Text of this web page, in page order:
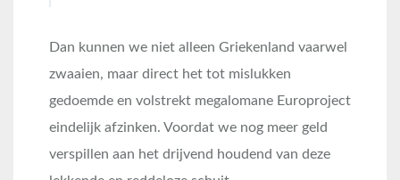
Dan kunnen we niet alleen Griekenland vaarwel
zwaaien, maar direct het tot mislukken
gedoemde en volstrekt megalomane Europroject
eindelijk afzinken. Voordat we nog meer geld
verspillen aan het drijvend houdend van deze